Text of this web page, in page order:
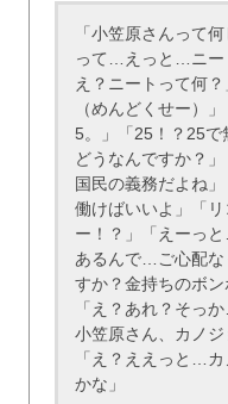
「小笠原さんって
って…えっと…ニー
え？ニートって何
（めんどくせー）
5。」「25！？25で
どうなんですか？
国民の義務だよね
働けばいいよ」「
ー！？」「えーっ
あるんで…ご心配な
すか？金持ちのボン
「え？あれ？そっ
小笠原さん、カノジ
「え？ええっと…
かな」